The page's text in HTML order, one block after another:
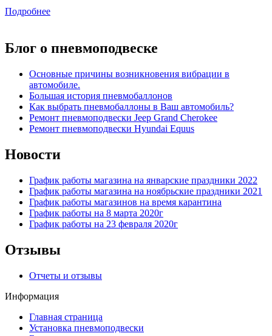
Подробнее
Блог о пневмоподвеске
Основные причины возникновения вибрации в
автомобиле.
Большая история пневмобаллонов
Как выбрать пневмобаллоны в Ваш автомобиль?
Ремонт пневмоподвески Jeep Grand Cherokee
Ремонт пневмоподвески Hyundai Equus
Новости
График работы магазина на январские праздники 2022
График работы магазина на ноябрьские праздники 2021
График работы магазинов на время карантина
График работы на 8 марта 2020г
График работы на 23 февраля 2020г
Отзывы
Отчеты и отзывы
Информация
Главная страница
Установка пневмоподвески